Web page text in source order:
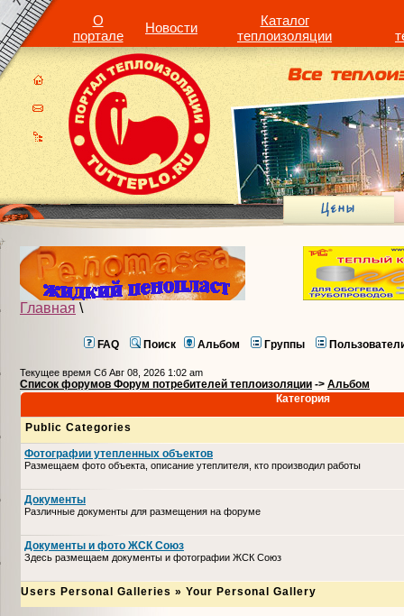
О
портале
Новости
Каталог
теплоизоляции
Главная \
FAQ Поиск Альбом Группы
Текущее время Сб Авг 08, 2026 1:02 am
Список форумов Форум потребителей теплоизоляции -> Альбом
Категория
Public Categories
Фотографии утепленных объектов
Размещаем фото объекта, описание утеплителя, кто производил работы
Документы
Различные документы для размещения на форуме
Документы и фото ЖСК Союз
Здесь размещаем документы и фотографии ЖСК Союз
Users Personal Galleries » Your Personal Gallery